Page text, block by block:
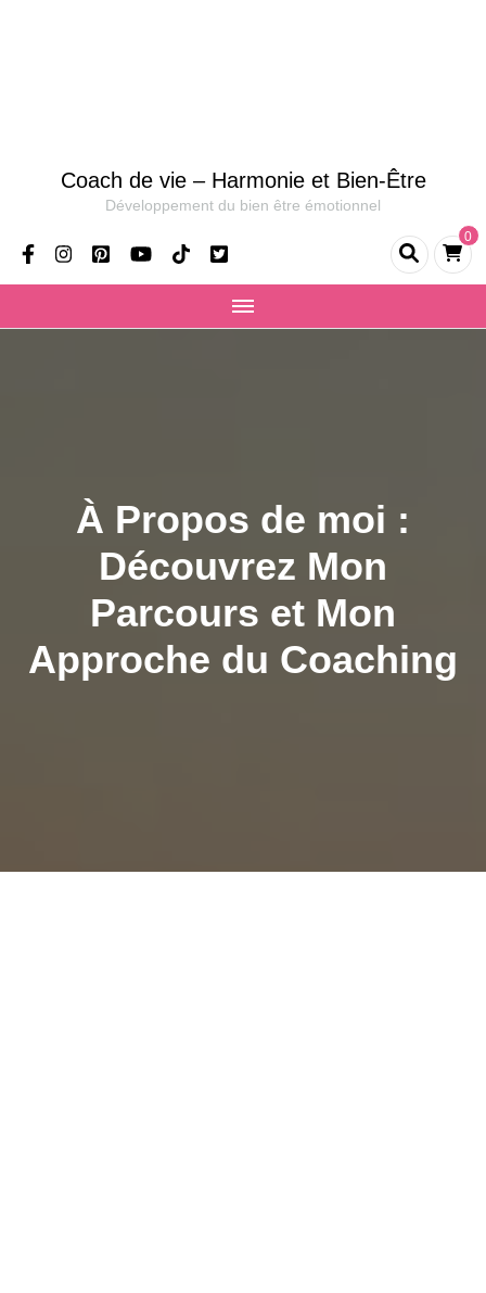
Coach de vie – Harmonie et Bien-Être
Développement du bien être émotionnel
0
À Propos de moi :
Découvrez Mon
Parcours et Mon
Approche du Coaching